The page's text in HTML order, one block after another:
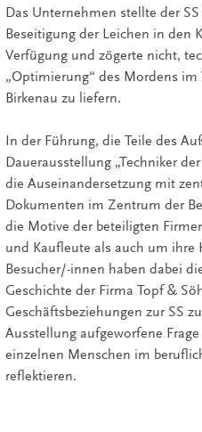
Das Unternehmen stellte der
Beseitigung der Leichen in den
Verfügung und zögerte nicht,
„Optimierung“ des Mordens im
Birkenau zu liefern.
In der Führung, die Teile des
Dauerausstellung „Techniker
die Auseinandersetzung mit
Dokumenten im Zentrum der
die Motive der beteiligten
und Kaufleute als auch um
Besucher/-innen haben dabei
Geschichte der Firma Topf &
Geschäftsbeziehungen zur SS
Ausstellung aufgeworfene
einzelnen Menschen im
reflektieren.